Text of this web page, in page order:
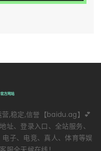
营,稳定,信誉【baidu.ag】💕
址、登录入口、全站服务、
子、电竞、真人、体育等娱